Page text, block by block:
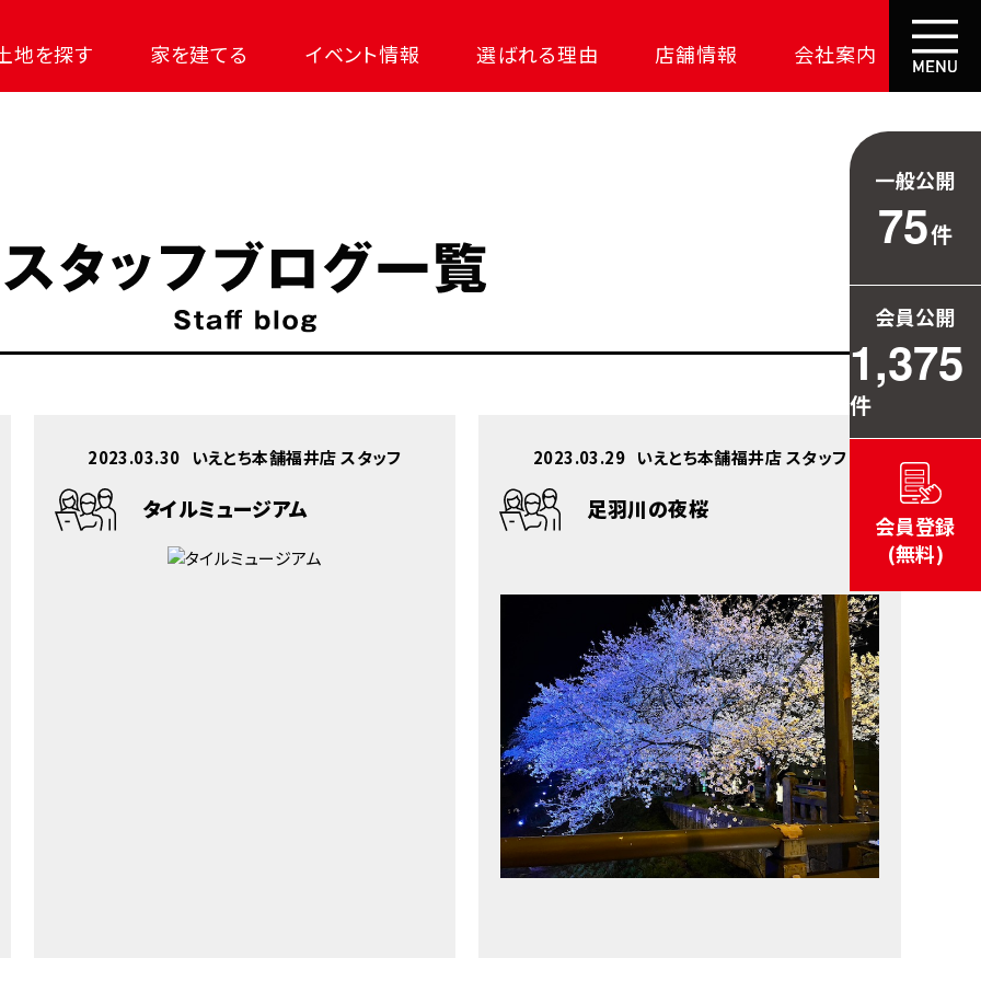
地を探す 家を建てる イベント情報 選ばれる理由
大成功の土地探し
安心保証
709万円お得
店舗情報 会社案内
2023.03.30 いえとち本舗福井店 スタッフ
タイルミュージアム
2023.03.29 いえとち本舗福井店 スタッフ
足羽川の夜桜
一般公開
75件
会員公開
1,375
件
会員登録
(無料)